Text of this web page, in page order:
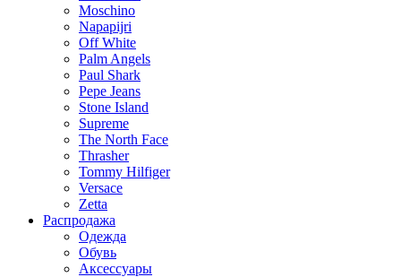
Moschino
Napapijri
Off White
Palm Angels
Paul Shark
Pepe Jeans
Stone Island
Supreme
The North Face
Thrasher
Tommy Hilfiger
Versace
Zetta
Распродажа
Одежда
Обувь
Аксессуары